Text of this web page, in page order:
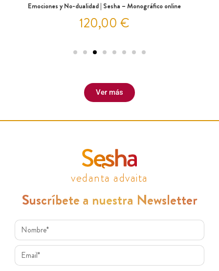
Emociones y No-dualidad | Sesha – Monográfico online
120,00€
Ver más
vedanta advaita
Suscríbete a nuestra Newsletter